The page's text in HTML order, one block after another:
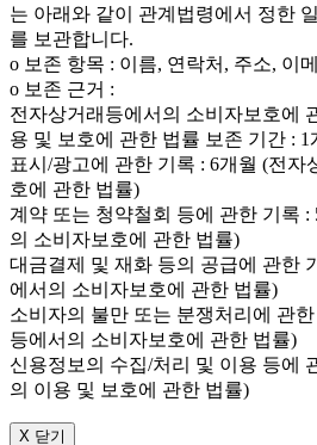
는 아래와 같이 관계법령에서 정한
를 보관합니다.
ο 보존 항목 : 이름, 연락처, 주소, 이
ο 보존 근거 :
전자상거래등에서의 소비자보호에
용 및 보호에 관한 법률 보존 기간 : 1
표시/광고에 관한 기록 : 6개월 (전자
호에 관한 법률)
계약 또는 청약철회 등에 관한 기록 :
의 소비자보호에 관한 법률)
대금결제 및 재화 등의 공급에 관한
에서의 소비자보호에 관한 법률)
소비자의 불만 또는 분쟁처리에 관
등에서의 소비자보호에 관한 법률)
신용정보의 수집/처리 및 이용 등에
의 이용 및 보호에 관한 법률)
X 닫기